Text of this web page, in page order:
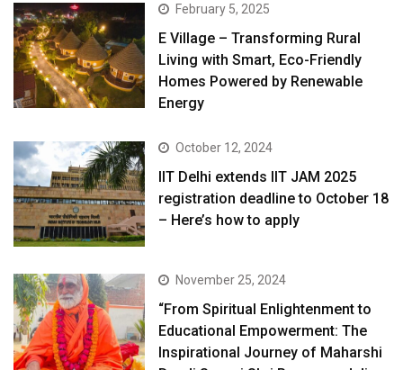
February 5, 2025
E Village – Transforming Rural
Living with Smart, Eco-Friendly
Homes Powered by Renewable
Energy
October 12, 2024
IIT Delhi extends IIT JAM 2025
registration deadline to October 18
– Here’s how to apply
November 25, 2024
“From Spiritual Enlightenment to
Educational Empowerment: The
Inspirational Journey of Maharshi